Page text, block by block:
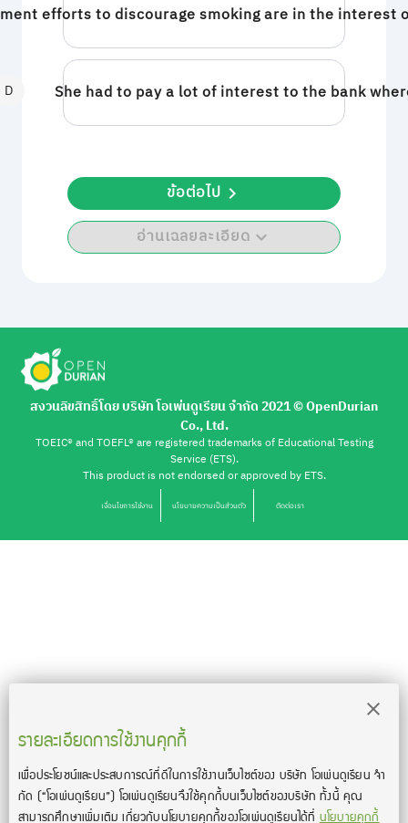
efforts to discourage smoking are in the interest
D She had to pay a lot of interest to the bank
อ่านเฉลยละเอียด
ข้อต่อไป
รายละเอียดการใช้งานคุกกี้
เพื่อประโยชน์และประสบการณ์ที่ดีในการใช้งานเว็บไซต์ของ บริษัท โอเพ่นดูเรียน จํา
กัด (“โอเพ่นดูเรียน”)โอเพ่นดูเรียนจึงใช้คุกกี้บนเว็บไซต์ของบริษัท ทั้งนี้ คุณ
สามารถศึกษาเพิ่มเติม เกี่ยวกับนโยบายคุกกี้ของโอเพ่นดูเรียนได้ที่นโยบายคุกกี้
สงวนลิขสิทธิ์โดย บริษัท โอเพ่นดูเรียน จำกัด 2021 ©︎ OpenDurian
Co., Ltd.
TOEIC® and TOEFL® are registered trademarks of Educational Testing
Service (ETS).
This product is not endorsed or approved by ETS.
เงื่อนไขการใช้งาน นโยบายความเป็นส่วนตัว ติดต่อเรา